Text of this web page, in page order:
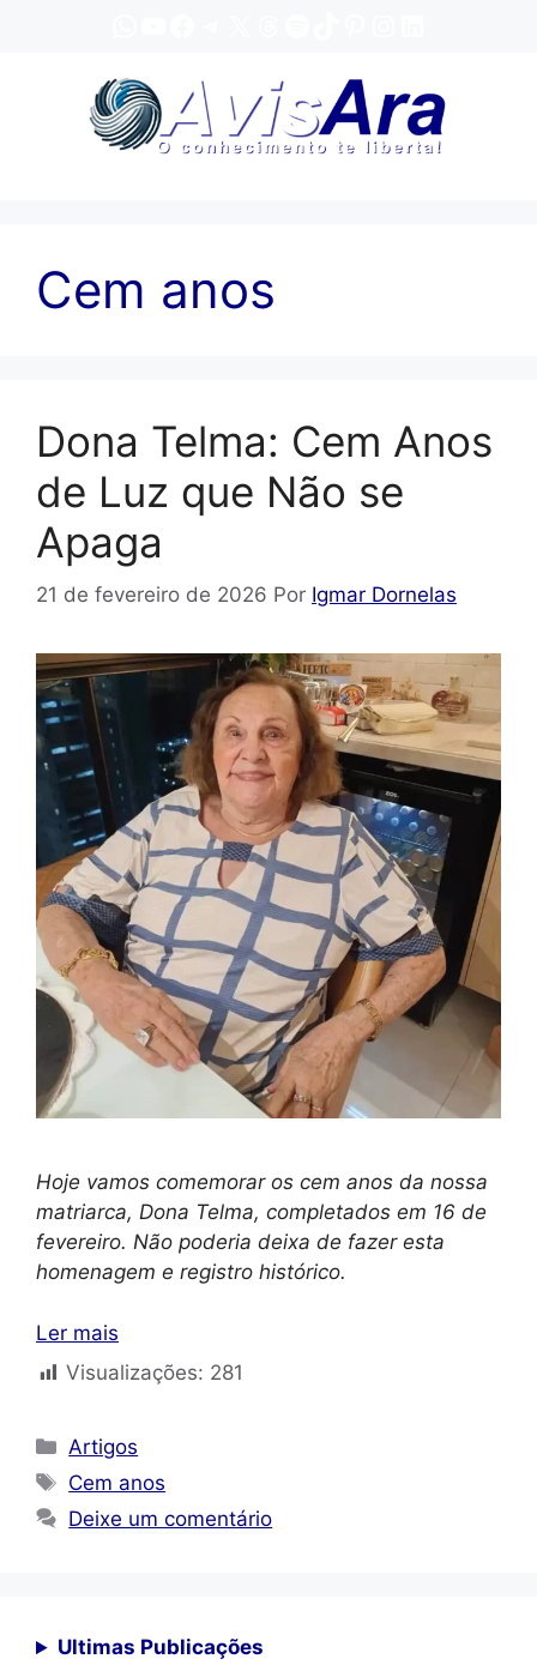
Cem anos
Dona Telma: Cem Anos
de Luz que Não se
Apaga
21 de fevereiro de 2026 Por Igmar Dornelas
Hoje vamos comemorar os cem anos da nossa
matriarca, Dona Telma, completados em 16 de
fevereiro. Não poderia deixa de fazer esta
homenagem e registro histórico.
Ler mais
Visualizações: 281
Categorias
Artigos
Tags
Cem anos
Deixe um comentário
Ultimas Publicações